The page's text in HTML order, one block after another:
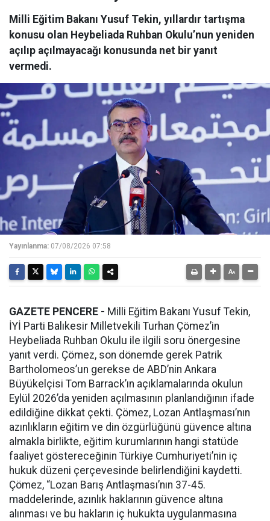
Milli Eğitim Bakanı Yusuf Tekin, yıllardır tartışma
konusu olan Heybeliada Ruhban Okulu’nun yeniden
açılıp açılmayacağı konusunda net bir yanıt
vermedi.
Yayınlanma: 07/08/2026 07:58
GAZETE PENCERE - Milli Eğitim Bakanı Yusuf Tekin,
İYİ Parti Balıkesir Milletvekili Turhan Çömez’in
Heybeliada Ruhban Okulu ile ilgili soru önergesine
yanıt verdi. Çömez, son dönemde gerek Patrik
Bartholomeos’un gerekse de ABD’nin Ankara
Büyükelçisi Tom Barrack’ın açıklamalarında okulun
Eylül 2026’da yeniden açılmasının planlandığının ifade
edildiğine dikkat çekti. Çömez, Lozan Antlaşması’nın
azınlıkların eğitim ve din özgürlüğünü güvence altına
almakla birlikte, eğitim kurumlarının hangi statüde
faaliyet göstereceğinin Türkiye Cumhuriyeti’nin iç
hukuk düzeni çerçevesinde belirlendiğini kaydetti.
Çömez, “Lozan Barış Antlaşması’nın 37-45.
maddelerinde, azınlık haklarının güvence altına
alınması ve bu hakların iç hukukta uygulanmasına